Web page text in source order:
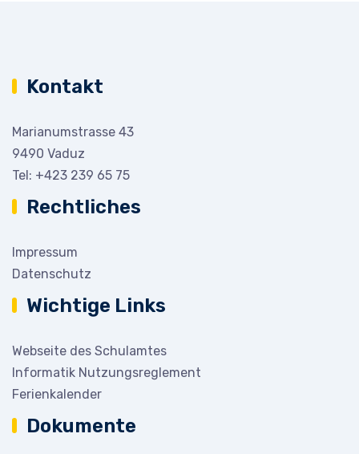
Kontakt
Marianumstrasse 43
9490 Vaduz
Tel: +423 239 65 75
Rechtliches
Impressum
Datenschutz
Wichtige Links
Webseite des Schulamtes
Informatik Nutzungsreglement
Ferienkalender
Dokumente